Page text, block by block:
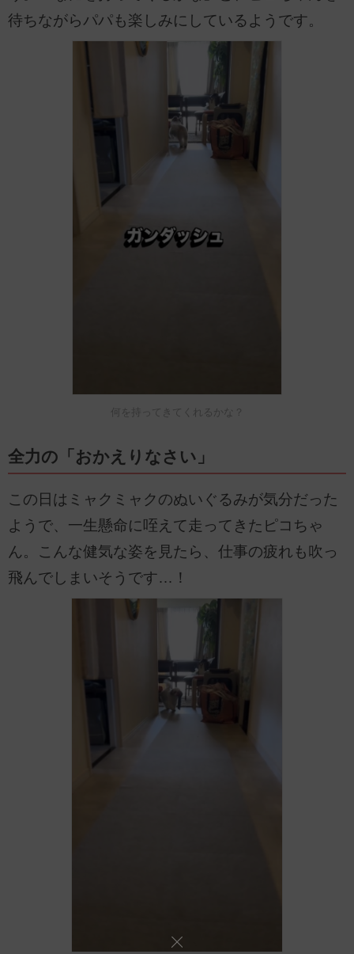
待ちながらパパも楽しみにしているようです。
何を持ってきてくれるかな？
全力の「おかえりなさい」
この日はミャクミャクのぬいぐるみが気分だった
ようで、一生懸命に咥えて走ってきたピコちゃ
ん。こんな健気な姿を見たら、仕事の疲れも吹っ
飛んでしまいそうです…！